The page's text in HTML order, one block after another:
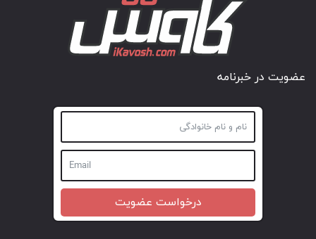
عضویت در خبرنامه
درخواست عضویت